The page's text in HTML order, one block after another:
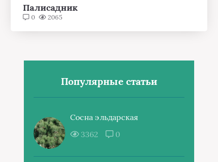
Палисадник
0 2065
Популярные статьи
Сосна эльдарская
3362
0